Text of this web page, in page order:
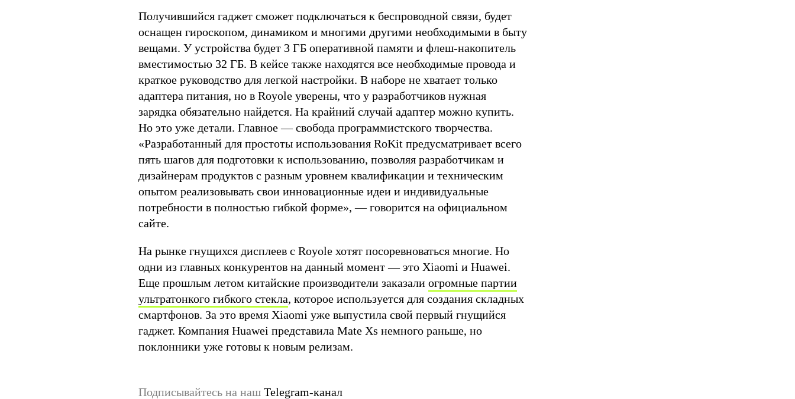
Получившийся гаджет сможет подключаться к беспроводной связи, будет
оснащен гироскопом, динамиком и многими другими необходимыми в быту
вещами. У устройства будет 3 ГБ оперативной памяти и флеш-накопитель
вместимостью 32 ГБ. В кейсе также находятся все необходимые провода и
краткое руководство для легкой настройки. В наборе не хватает только
адаптера питания, но в Royole уверены, что у разработчиков нужная
зарядка обязательно найдется. На крайний случай адаптер можно купить.
Но это уже детали. Главное — свобода программистского творчества.
«Разработанный для простоты использования RoKit предусматривает всего
пять шагов для подготовки к использованию, позволяя разработчикам и
дизайнерам продуктов с разным уровнем квалификации и техническим
опытом реализовывать свои инновационные идеи и индивидуальные
потребности в полностью гибкой форме», — говорится на официальном
сайте.
На рынке гнущихся дисплеев с Royole хотят посоревноваться многие. Но
одни из главных конкурентов на данный момент — это Xiaomi и Huawei.
Еще прошлым летом китайские производители заказали огромные партии
ультратонкого гибкого стекла, которое используется для создания складных
смартфонов. За это время Xiaomi уже выпустила свой первый гнущийся
гаджет. Компания Huawei представила Mate Xs немного раньше, но
поклонники уже готовы к новым релизам.
Подписывайтесь на наш Telegram-канал